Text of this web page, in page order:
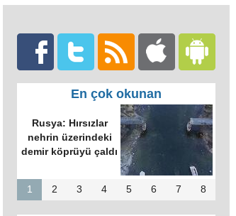
En çok okunan
Rusya: Hırsızlar
nehrin üzerindeki
demir köprüyü çaldı
1 2 3 4 5 6 7 8